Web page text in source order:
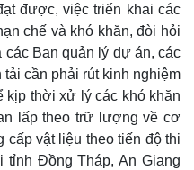
được, việc triển khai các
chế và khó khăn, đòi hỏi
các Ban quản lý dự án, các
cần phải rút kinh nghiệm
kịp thời xử lý các khó khăn
lấp theo trữ lượng về cơ
cấp vật liệu theo tiến độ thi
tỉnh Đồng Tháp, An Giang